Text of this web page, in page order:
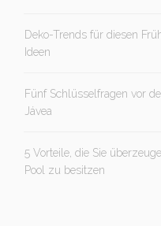
Deko-Trends für diesen
Ideen
Fünf Schlüsselfragen vor
Jávea
5 Vorteile, die Sie
Pool zu besitzen